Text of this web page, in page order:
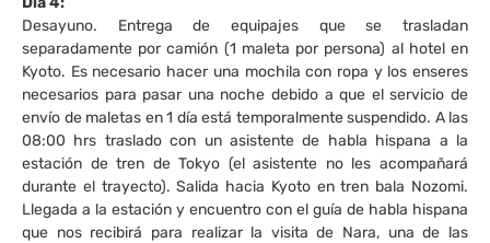
Desayuno. Entrega de equipajes que se trasladan
separadamente por camión (1 maleta por persona) al hotel en
Kyoto. Es necesario hacer una mochila con ropa y los enseres
necesarios para pasar una noche debido a que el servicio de
envío de maletas en 1 día está temporalmente suspendido. A las
08:00 hrs traslado con un asistente de habla hispana a la
estación de tren de Tokyo (el asistente no les acompañará
durante el trayecto). Salida hacia Kyoto en tren bala Nozomi.
Llegada a la estación y encuentro con el guía de habla hispana
que nos recibirá para realizar la visita de Nara, una de las